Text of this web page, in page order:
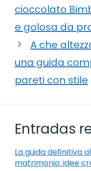
cioccolato
e golosa da
A che
una guida
pareti con stile
Entradas
La guida definitiva
matrimonio: idee